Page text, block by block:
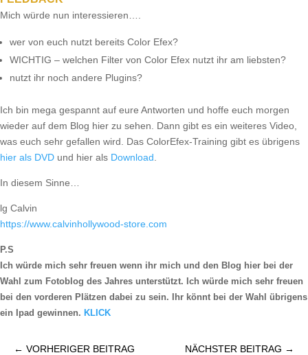
Mich würde nun interessieren….
wer von euch nutzt bereits Color Efex?
WICHTIG – welchen Filter von Color Efex nutzt ihr am liebsten?
nutzt ihr noch andere Plugins?
Ich bin mega gespannt auf eure Antworten und hoffe euch morgen
wieder auf dem Blog hier zu sehen. Dann gibt es ein weiteres Video,
was euch sehr gefallen wird. Das ColorEfex-Training gibt es übrigens
hier als DVD und hier als Download
In diesem Sinne…
lg Calvin
https://​www.calvinhollywood-store.com
P.S
Ich würde mich sehr freuen wenn ihr mich und den Blog hier bei der
Wahl zum Fotoblog des Jahres unterstützt. Ich würde mich sehr freuen
bei den vorderen Plätzen dabei zu sein. Ihr könnt bei der Wahl übrigens
ein Ipad gewinnen. KLICK
← VORHERIGER BEITRAG NÄCHSTER BEITRAG →